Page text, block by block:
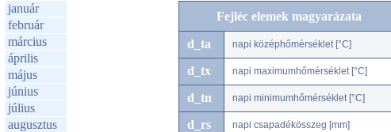
január
február
március
április
május
június
július
augusztus
Fejléc elemek magyarázata
d_ta napi középhőmérséklet [°C]
d_tx napi maximumhőmérséklet [°C]
d_tn napi minimumhőmérséklet [°C]
d_rs napi csapadékösszeg [mm]